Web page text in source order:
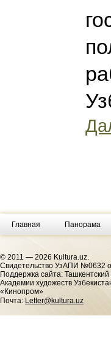
Главная Панорама
© 2011 — 2026 Kultura.uz.
Cвидетельство УзАПИ №0632
Поддержка сайта:
Академии художеств
«Кинопром»
Почта: Letter@kultura.uz